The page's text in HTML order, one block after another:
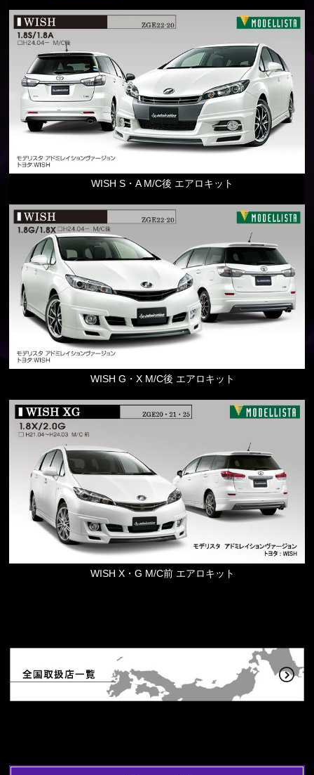
WISH S・A M/C後 エアロキット
WISH G・X M/C後 エアロキット
WISH X・G M/C前 エアロキット